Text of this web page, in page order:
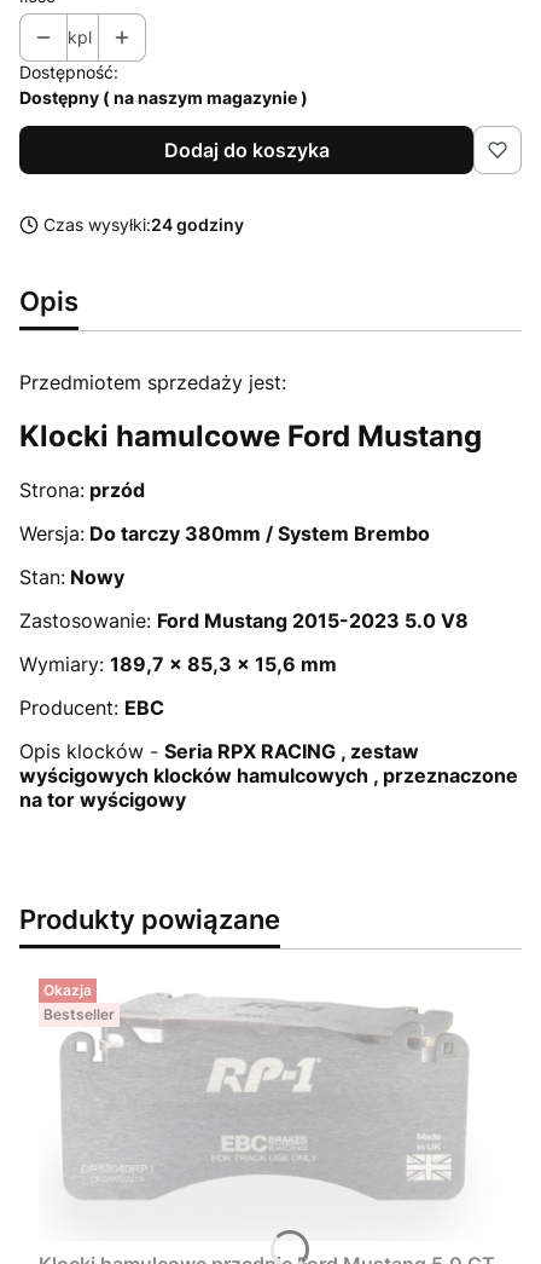
kpl
Dostępność:
Dostępny ( na naszym magazynie )
Dodaj do koszyka
Czas wysyłki:24 godziny
Opis
Przedmiotem sprzedaży jest:
Klocki hamulcowe Ford Mustang
Strona: przód
Wersja: Do tarczy 380mm / System Brembo
Stan: Nowy
Zastosowanie: Ford Mustang 2015-2023 5.0 V8
Wymiary: 189,7 x 85,3 x 15,6 mm
Producent: EBC
Opis klocków - Seria RPX RACING , zestaw
wyścigowych klocków hamulcowych , przeznaczone
na tor wyścigowy
Produkty powiązane
Okazja
Bestseller